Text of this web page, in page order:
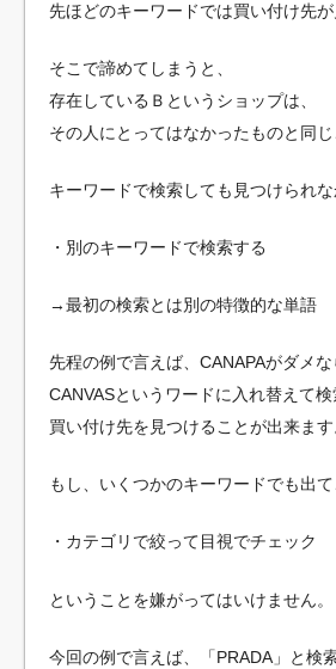
先ほどのキーワードでは買い付け先が
そこで諦めてしまうと、
存在しているＢというショップは、
その人にとってはなかったものと同じ
キーワードで検索しても見つけられな
・別のキーワードで検索する
→最初の検索とは別の特徴的な単語
先程の例で言えば、CANAPAがダメな
CANVASというワードに入れ替えて
買い付け先を見つけることが出来ます
もし、いくつかのキーワードでも出て
・カテゴリで絞って目視でチェック
ということを嫌がってはいけません。
今回の例で言えば、「PRADA」と検索